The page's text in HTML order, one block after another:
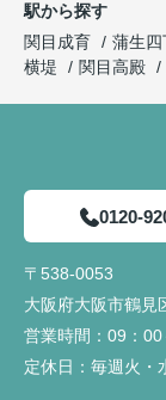
駅から探す
関目成育
蒲生四
横堤
関目高殿
0120-
〒538-0053
大阪府大阪市鶴見
営業時間： 09：
定休日： 毎週火・